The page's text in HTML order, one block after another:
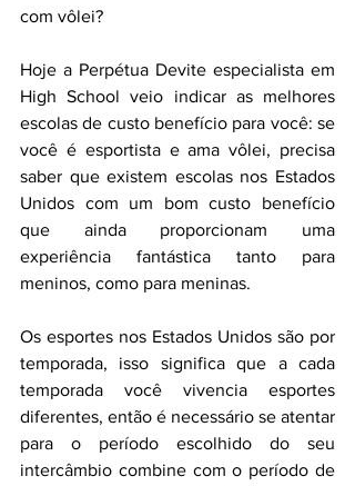
com vôlei?
Hoje a Perpétua Devite especialista em
High School veio indicar as melhores
escolas de custo benefício para você: se
você é esportista e ama vôlei, precisa
saber que existem escolas nos Estados
Unidos com um bom custo benefício
que ainda proporcionam uma
experiência fantástica tanto para
meninos, como para meninas.
Os esportes nos Estados Unidos são por
temporada, isso significa que a cada
temporada você vivencia esportes
diferentes, então é necessário se atentar
para o período escolhido do seu
intercâmbio combine com o período de